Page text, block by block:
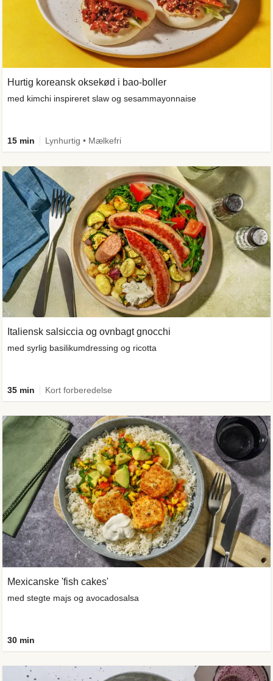
Hurtig koreansk oksekød i bao-boller
med kimchi inspireret slaw og sesammayonnaise
15 min Lynhurtig • Mælkefri
Italiensk salsiccia og ovnbagt gnocchi
med syrlig basilikumdressing og ricotta
35 min Kort forberedelse
Mexicanske 'fish cakes'
med stegte majs og avocadosalsa
30 min